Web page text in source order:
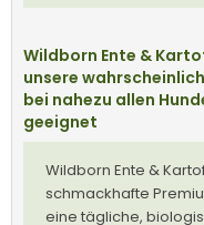
Wildborn Ente &
unsere
bei nahezu allen
geeignet
Wildborn Ente &
schmackhafte
eine tägliche,